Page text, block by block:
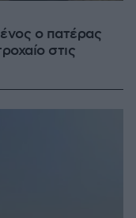
ο πατέρας
στις